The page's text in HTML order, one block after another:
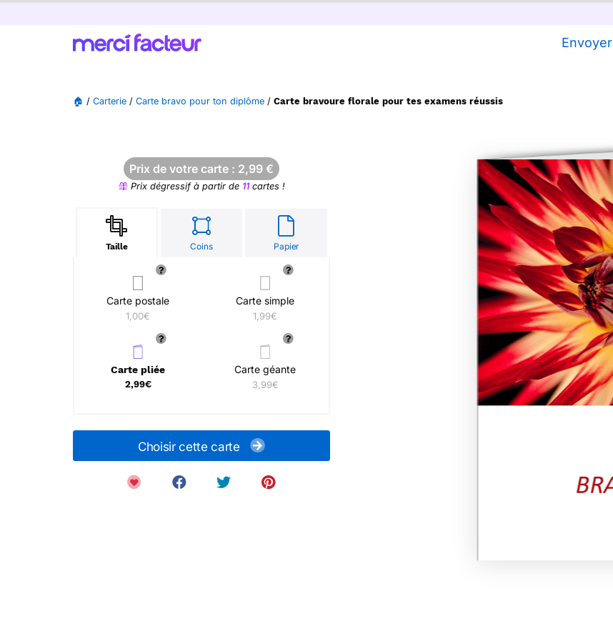
Envoyer
🏠 / Carterie / Carte bravo pour ton diplôme / Carte bravoure florale pour tes examens réussis
Prix de votre carte : 2,99 €
Prix dégressif à partir de 11cartes !
Taille Coins Papier
Carte postale
1,00€
Carte simple
1,99€
Carte pliée
2,99€
Carte géante
3,99€
Choisir cette carte